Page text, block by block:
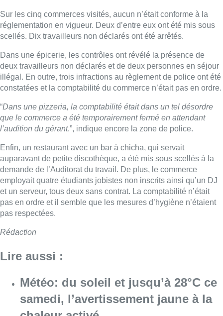
Sur les cinq commerces visités, aucun n’était conforme à la
réglementation en vigueur. Deux d’entre eux ont été mis sous
scellés. Dix travailleurs non déclarés ont été arrêtés.
Dans une épicerie, les contrôles ont révélé la présence de
deux travailleurs non déclarés et de deux personnes en séjour
illégal. En outre, trois infractions au règlement de police ont été
constatées et la comptabilité du commerce n’était pas en ordre.
“Dans une pizzeria, la comptabilité était dans un tel désordre
que le commerce a été temporairement fermé en attendant
l’audition du gérant.”, indique encore la zone de police.
Enfin, un restaurant avec un bar à chicha, qui servait
auparavant de petite discothèque, a été mis sous scellés à la
demande de l’Auditorat du travail. De plus, le commerce
employait quatre étudiants jobistes non inscrits ainsi qu’un DJ
et un serveur, tous deux sans contrat. La comptabilité n’était
pas en ordre et il semble que les mesures d’hygiène n’étaient
pas respectées.
Rédaction
Lire aussi :
Météo: du soleil et jusqu’à 28°C ce
samedi, l’avertissement jaune à la